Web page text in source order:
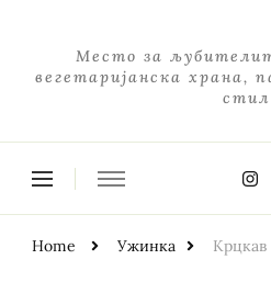
Место за
вегетаријанска храна,
стил
Home Ужинка Крцкав